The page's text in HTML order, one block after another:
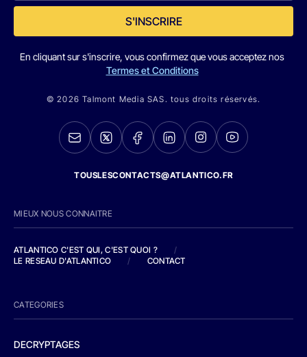
S'INSCRIRE
En cliquant sur s'inscrire, vous confirmez que vous acceptez nos
Termes et Conditions
© 2026 Talmont Media SAS. tous droits réservés.
TOUSLESCONTACTS@ATLANTICO.FR
MIEUX NOUS CONNAITRE
ATLANTICO C'EST QUI, C'EST QUOI ?
/
LE RESEAU D'ATLANTICO
/ CONTACT
CATEGORIES
DECRYPTAGES